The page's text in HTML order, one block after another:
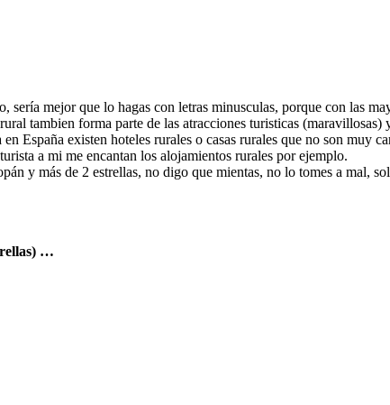
sería mejor que lo hagas con letras minusculas, porque con las
tambien forma parte de las atracciones turisticas
España existen hoteles rurales o casas rurales que no son muy
a mi me encantan los alojamientos rurales por ejemplo.
y más de 2 estrellas, no digo que mientas, no lo tomes a mal,
…